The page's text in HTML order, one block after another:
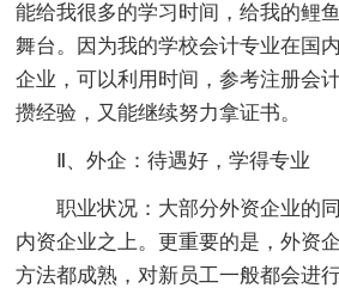
能给我很多的学习时间，给我的鲤
舞台。因为我的学校会计专业在国
企业，可以利用时间，参考注册会
攒经验，又能继续努力拿证书。
Ⅱ、外企：待遇好，学得专业
职业状况：大部分外资企业的同
内资企业之上。更重要的是，外资
方法都成熟，对新员工一般都会进